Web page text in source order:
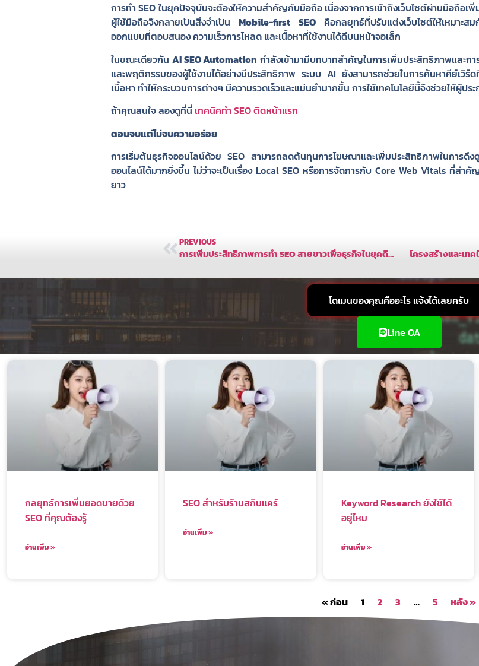
การทำ SEO ในยุคปัจจุบันจะต้องให้ความสำคัญกับมือถือ เนื่องจากการเข้าถึงเว็บไซต์ผ่านมือถือ
ผู้ใช้มือถือจึงกลายเป็นสิ่งจำเป็นMobile-first SEOคือกลยุทธ์ที่ปรับแต่งเว็บไซต์ให้เหมาะส
ออกแบบที่ตอบสนอง ความเร็วการโหลด และเนื้อหาที่ใช้งานได้ดีบนหน้าจอเล็ก
ในขณะเดียวกัน AI SEO Automation กำลังเข้ามามีบทบาทสำคัญในการเพิ่มประสิทธิภาพและก
และพฤติกรรมของผู้ใช้งานได้อย่างมีประสิทธิภาพ ระบบ AI ยังสามารถช่วยในการค้นหาคีย์เวิ
เนื้อหา ทำให้กระบวนการต่างๆ มีความรวดเร็วและแม่นยำมากขึ้น การใช้เทคโนโลยีนี้จึงช่วยให้ผู้ป
ถ้าคุณสนใจ ลองดูที่นี่ เทคนิคทำ SEO ติดหน้าแรก
ตอนจบแต่ไม่จบความอร่อย
การเริ่มต้นธุรกิจออนไลน์ด้วย SEO สามารถลดต้นทุนการโฆษณาและเพิ่มประสิทธิภาพในการดึ
ออนไลน์ได้มากยิ่งขึ้น ไม่ว่าจะเป็นเรื่อง Local SEO หรือการจัดการกับ Core Web Vitals ที่สำ
ยาว
PREVIOUS
การเพิ่มประสิทธิภาพการทำ SEO สายขาวเพื่อธุรกิจในยุคดิจิทัล โครงสร้างและเท
โดเมนของคุณคืออะไร แจ้งได้เลยครับ
Line OA
กลยุทธ์การเพิ่มยอดขายด้วย
SEO ที่คุณต้องรู้
อ่านเพิ่ม »
SEO สำหรับร้านสกินแคร์
อ่านเพิ่ม »
Keyword Research ยังใช้ได้
อยู่ไหม
อ่านเพิ่ม »
« ก่อน 1 2 3 … 5 หลัง »